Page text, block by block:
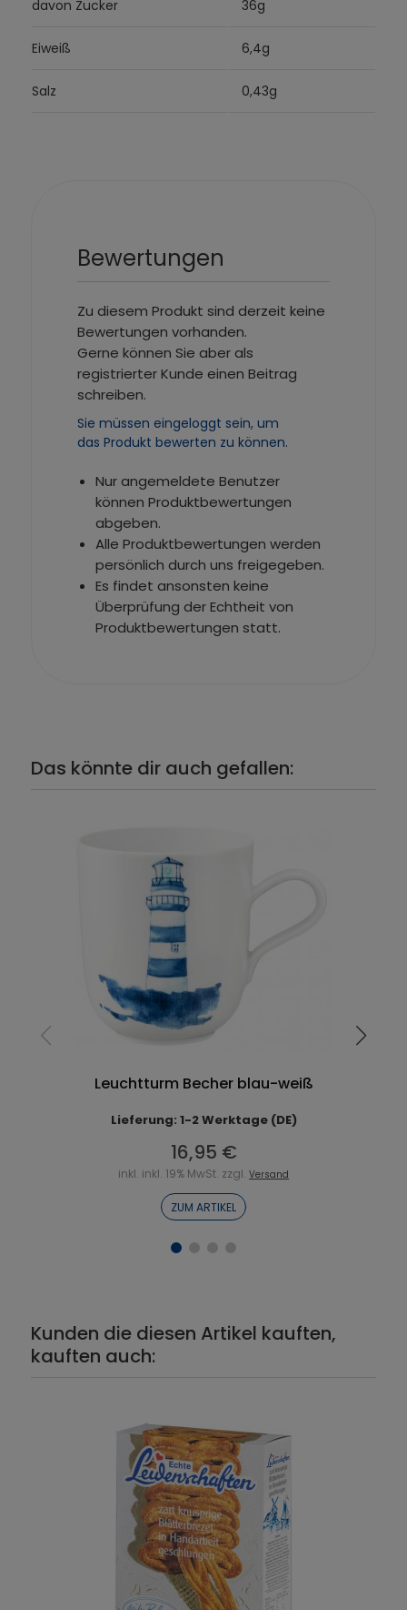
davon Zucker 36g
Eiweiß 6,4g
Salz 0,43g
Bewertungen
Zu diesem Produkt sind derzeit keine
Bewertungen vorhanden.
Gerne können Sie aber als
registrierter Kunde einen Beitrag
schreiben.
Sie müssen eingeloggt sein, um
das Produkt bewerten zu können.
Nur angemeldete Benutzer
können Produktbewertungen
abgeben.
Alle Produktbewertungen werden
persönlich durch uns freigegeben.
Es findet ansonsten keine
Überprüfung der Echtheit von
Produktbewertungen statt.
Das könnte dir auch gefallen:
Leuchtturm Becher blau-weiß
Lieferung: 1-2 Werktage (DE)
16,95 €
inkl. inkl. 19% MwSt. zzgl.Versand
ZUM ARTIKEL
Kunden die diesen Artikel kauften,
kauften auch: